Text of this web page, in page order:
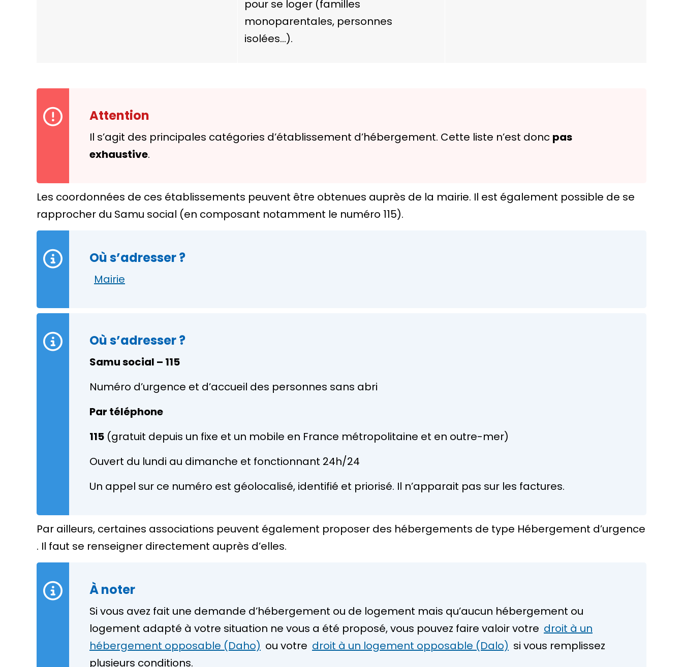
pour se loger (familles
monoparentales, personnes
isolées…).
Attention
Il s’agit des principales catégories d’établissement d’hébergement. Cette liste n’est donc pas
exhaustive.
Les coordonnées de ces établissements peuvent être obtenues auprès de la mairie. Il est également possible de se
rapprocher du Samu social (en composant notamment le numéro 115).
Où s’adresser ?
Mairie
Où s’adresser ?
Samu social – 115
Numéro d’urgence et d’accueil des personnes sans abri
Par téléphone
115 (gratuit depuis un fixe et un mobile en France métropolitaine et en outre-mer)
Ouvert du lundi au dimanche et fonctionnant 24h/24
Un appel sur ce numéro est géolocalisé, identifié et priorisé. Il n’apparait pas sur les factures.
Par ailleurs, certaines associations peuvent également proposer des hébergements de type Hébergement d’urgence
. Il faut se renseigner directement auprès d’elles.
À noter
Si vous avez fait une demande d’hébergement ou de logement mais qu’aucun hébergement ou
logement adapté à votre situation ne vous a été proposé, vous pouvez faire valoir votre droit à un
hébergement opposable (Daho) ou votre droit à un logement opposable (Dalo) si vous remplissez
plusieurs conditions.